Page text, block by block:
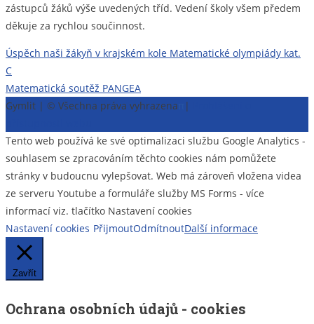
zástupců žáků výše uvedených tříd. Vedení školy všem předem
děkuje za rychlou součinnost.
Navigace
pro
příspěvek
Úspěch naši žákyň v krajském kole Matematické olympiády kat.
C
Matematická soutěž PANGEA
Gymlit | © Všechna práva vyhrazena
|
Tento web používá ke své optimalizaci službu Google Analytics -
souhlasem se zpracováním těchto cookies nám pomůžete
stránky v budoucnu vylepšovat. Web má zároveň vložena videa
ze serveru Youtube a formuláře služby MS Forms - více
informací viz. tlačítko Nastavení cookies
Nastavení cookies PřijmoutOdmítnoutDalší informace
Zavřít
Ochrana osobních údajů - cookies